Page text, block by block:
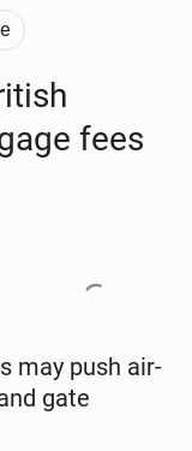
fees
may push air­
gate